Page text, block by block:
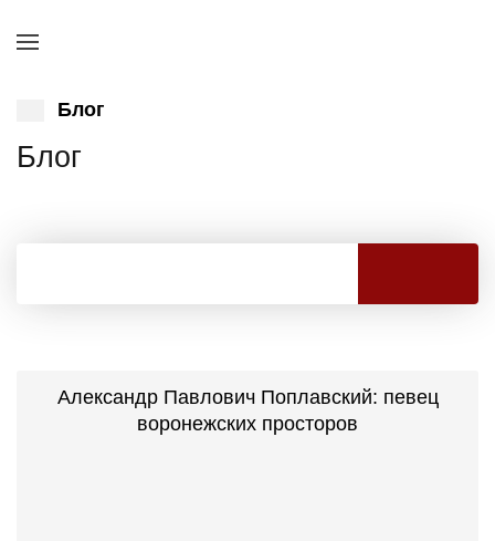
Блог
Блог
Александр Павлович Поплавский: певец
воронежских просторов